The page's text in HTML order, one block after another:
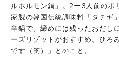
ルホルモン鍋」。2ー3人前のボ
家製の韓国伝統調味料「タテギ
辛鍋で、締めには残ったおだし
ーズリゾットがおすすめ。ひろ
です（笑）」とのこと。